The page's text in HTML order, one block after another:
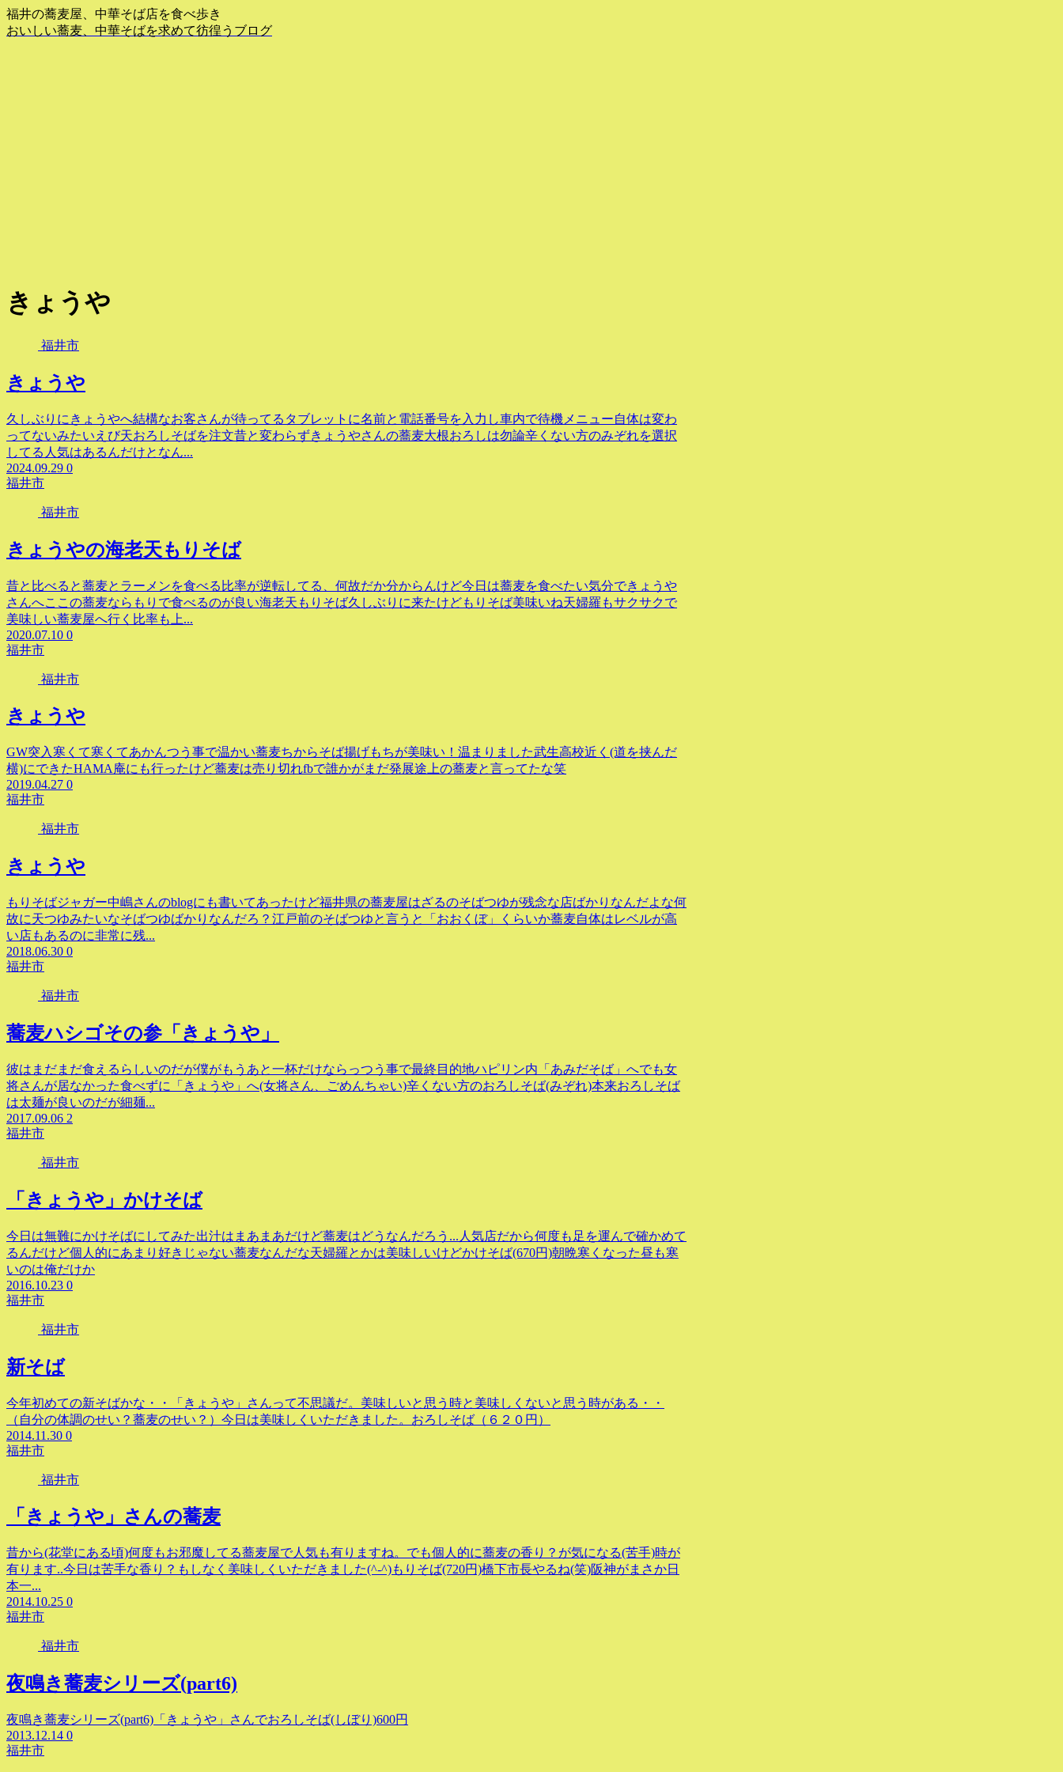
福井の蕎麦屋、中華そば店を食べ歩き
おいしい蕎麦、中華そばを求めて彷徨うブログ
きょうや
福井市
きょうや
久しぶりにきょうやへ結構なお客さんが待ってるタブレットに名前と電話番号を入力し車内で待機メニュー自体は変わ
ってないみたいえび天おろしそばを注文昔と変わらずきょうやさんの蕎麦大根おろしは勿論辛くない方のみぞれを選択
してる人気はあるんだけとなん...
2024.09.29 0
福井市
福井市
きょうやの海老天もりそば
昔と比べると蕎麦とラーメンを食べる比率が逆転してる、何故だか分からんけど今日は蕎麦を食べたい気分できょうや
さんへここの蕎麦ならもりで食べるのが良い海老天もりそば久しぶりに来たけどもりそば美味いね天婦羅もサクサクで
美味しい蕎麦屋へ行く比率も上...
2020.07.10 0
福井市
福井市
きょうや
GW突入寒くて寒くてあかんつう事で温かい蕎麦ちからそば揚げもちが美味い！温まりました武生高校近く(道を挟んだ
横)にできたHAMA庵にも行ったけど蕎麦は売り切れfbで誰かがまだ発展途上の蕎麦と言ってたな笑
2019.04.27 0
福井市
福井市
きょうや
もりそばジャガー中嶋さんのblogにも書いてあったけど福井県の蕎麦屋はざるのそばつゆが残念な店ばかりなんだよな何
故に天つゆみたいなそばつゆばかりなんだろ？江戸前のそばつゆと言うと「おおくぼ」くらいか蕎麦自体はレベルが高
い店もあるのに非常に残...
2018.06.30 0
福井市
福井市
蕎麦ハシゴその参「きょうや」
彼はまだまだ食えるらしいのだが僕がもうあと一杯だけならっつう事で最終目的地ハピリン内「あみだそば」へでも女
将さんが居なかった食べずに「きょうや」へ(女将さん、ごめんちゃい)辛くない方のおろしそば(みぞれ)本来おろしそば
は太麺が良いのだが細麺...
2017.09.06 2
福井市
福井市
「きょうや」かけそば
今日は無難にかけそばにしてみた出汁はまあまあだけど蕎麦はどうなんだろう...人気店だから何度も足を運んで確かめて
るんだけど個人的にあまり好きじゃない蕎麦なんだな天婦羅とかは美味しいけどかけそば(670円)朝晩寒くなった昼も寒
いのは俺だけか
2016.10.23 0
福井市
福井市
新そば
今年初めての新そばかな・・「きょうや」さんって不思議だ。美味しいと思う時と美味しくないと思う時がある・・
（自分の体調のせい？蕎麦のせい？）今日は美味しくいただきました。おろしそば（６２０円）
2014.11.30 0
福井市
福井市
「きょうや」さんの蕎麦
昔から(花堂にある頃)何度もお邪魔してる蕎麦屋で人気も有りますね。でも個人的に蕎麦の香り？が気になる(苦手)時が
有ります..今日は苦手な香り？もしなく美味しくいただきました(^-^)もりそば(720円)橋下市長やるね(笑)阪神がまさか日
本一...
2014.10.25 0
福井市
福井市
夜鳴き蕎麦シリーズ(part6)
夜鳴き蕎麦シリーズ(part6)「きょうや」さんでおろしそば(しぼり)600円
2013.12.14 0
福井市